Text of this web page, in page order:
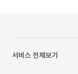
서비스 전체보기